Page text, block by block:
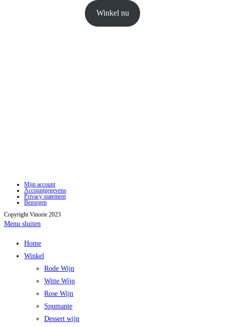
Winkel nu
Mijn account
Accountgegevens
Privacy statement
Bezorgen
Copyright Vinorie 2023
Menu sluiten
Home
Winkel
Rode Wijn
Witte Wijn
Rose Wijn
Spumante
Dessert wijn